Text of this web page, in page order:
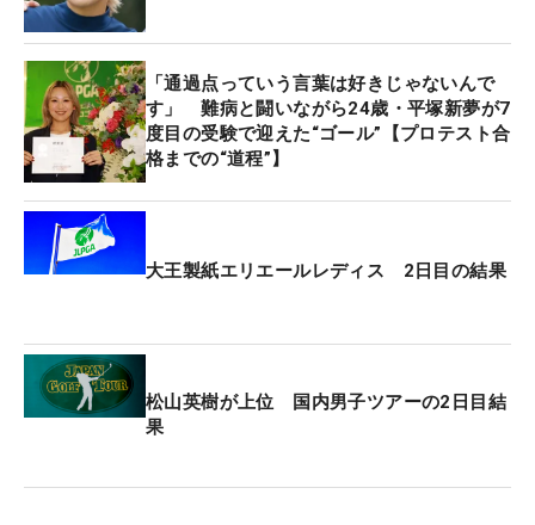
のみが出場している。
「通過点っていう言葉は好きじゃないんで
す」 難病と闘いながら24歳・平塚新夢が7
度目の受験で迎えた“ゴール”【プロテスト合
格までの“道程”】
大王製紙エリエールレディス 2日目の結果
松山英樹が上位 国内男子ツアーの2日目結
果